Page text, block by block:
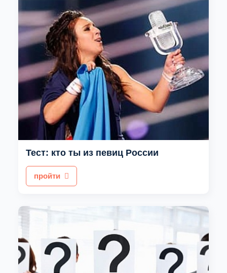
Тест: кто ты из певиц России
пройти